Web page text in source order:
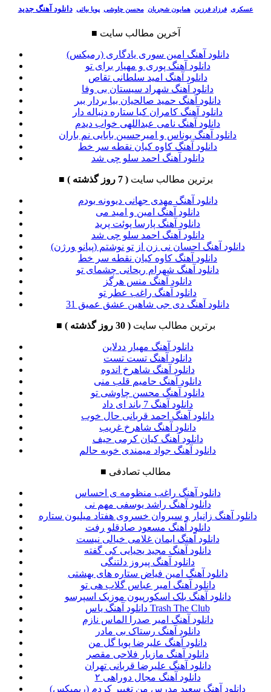
عسکری فرزاد فرزین همایون شجریان محسن چاوشی پویا بیاتی دانلود آهنگ جدید
■ آخرین مطالب سایت
دانلود آهنگ امین سوری یادگاری (رمیکس)
دانلود آهنگ پوری و مهیار برای تو
دانلود آهنگ امید سلطانی تقاص
دانلود آهنگ شهراد سیستان بی وفا
دانلود آهنگ حمید صالحیان بیا بردار ببر
دانلود آهنگ کامران کیا ستاره دنباله دار
دانلود آهنگ نامی عبداللهی خواب دیدم
دانلود آهنگ یوناس و امیرحسین بابایی نم باران
دانلود آهنگ کاوه کیان نقطه سر خط
دانلود آهنگ احمد سلو چی شد
■ برترین مطالب سایت( 7 روز گذشته )
دانلود آهنگ مهدی جهانی دیوونه بودم
دانلود آهنگ امین و امید می
دانلود آهنگ پارسا پوئت پرید
دانلود آهنگ احمد سلو چی شد
دانلود آهنگ احسان نی زن از تو نوشتم (پیانو ورژن)
دانلود آهنگ کاوه کیان نقطه سر خط
دانلود آهنگ شهرام ریحانی چشمای تو
دانلود آهنگ منس هرگز
دانلود آهنگ راغب عطر تو
دانلود آهنگ دی جی شاهین عشق عمیق 31
■ برترین مطالب سایت( 30 روز گذشته )
دانلود آهنگ مهیار ددلاین
دانلود آهنگ تست تست
دانلود آهنگ شاهرخ اندوه
دانلود آهنگ حامیم قلب منی
دانلود آهنگ محسن چاوشی تو
دانلود آهنگ 7 باند ای داد
دانلود آهنگ احمد قربانی حال خوب
دانلود آهنگ شاهرخ غریب
دانلود آهنگ کیان کرمی حیف
دانلود آهنگ جواد میمندی خوبه حالم
■ مطالب تصادفی
دانلود آهنگ راغب منظومه ی احساس
دانلود آهنگ راشد یوسفی مهم نی
دانلود آهنگ زانیار و سیروان خسروی هفتاد میلیون ستاره
دانلود آهنگ مسعود صادقلو رفت
دانلود آهنگ ایمان غلامی خیالی نیست
دانلود آهنگ مجید یحیایی کی گفته
دانلود آهنگ پیروز دلتنگی
دانلود آهنگ امین فیاض ستاره های بهشتی
دانلود آهنگ امیر عباس گلاب هی تو
دانلود آهنگ بلک اسکورپیون موزیک اسپرسو
دانلود آهنگ یاس Trash The Club
دانلود آهنگ امیر صدرا الماس نازم
دانلود آهنگ رستاک بی مادر
دانلود آهنگ علیرضا پویا گل من
دانلود آهنگ مازیار فلاحی مقصر
دانلود آهنگ علیرضا قربانی تهران
دانلود آهنگ مجال دوراهی ۲
دانلود آهنگ سعید مدرس من تغییر کردم (ریمیکس)